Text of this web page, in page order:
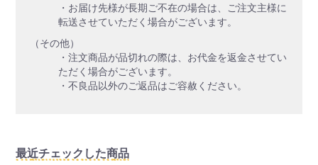
・お届け先様が長期ご不在の場合は、ご注文主様に
転送させていただく場合がございます。
（その他）
・注文商品が品切れの際は、お代金を返金させてい
ただく場合がございます。
・不良品以外のご返品はご容赦ください。
最近チェックした商品